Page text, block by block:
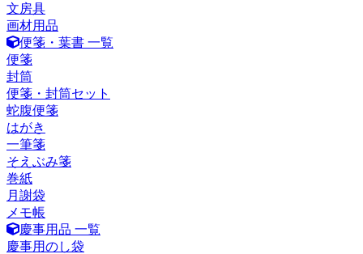
文房具
画材用品
便箋・葉書 一覧
便箋
封筒
便箋・封筒セット
蛇腹便箋
はがき
一筆箋
そえぶみ箋
巻紙
月謝袋
メモ帳
慶事用品 一覧
慶事用のし袋